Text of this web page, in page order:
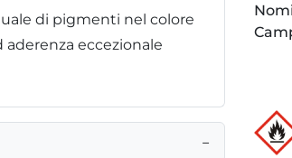
di pigmenti nel colore
eccezionale
−